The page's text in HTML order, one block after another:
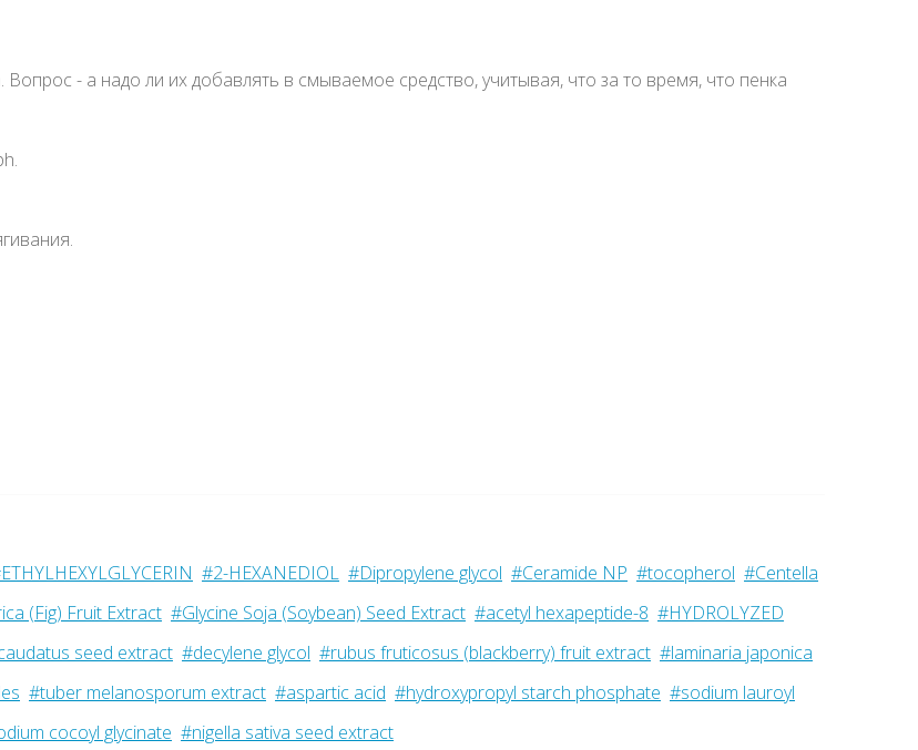
- а надо ли их добавлять в смываемое средство, учитывая, что за то время, что пенка
#2-HEXANEDIOL #Dipropylene glycol #Ceramide NP #tocopherol #Centella
(Fig) Fruit Extract #Glycine Soja (Soybean) Seed Extract #acetyl hexapeptide-8 #HYDROLYZED
seed extract #decylene glycol #rubus fruticosus (blackberry) fruit extract #laminaria japonica
#tuber melanosporum extract #aspartic acid #hydroxypropyl starch phosphate #sodium lauroyl
cocoyl glycinate #nigella sativa seed extract